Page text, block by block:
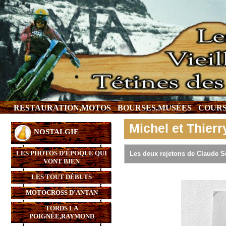
RESTAURATION,MOTOS BOURSES,MUSÉES
NOSTALGIE
LES PHOTOS D’ÉPOQUE QUI
VONT BIEN
LES TOUT DÉBUTS
MOTOCROSS D’ANTAN
TORDS LA
POIGNÉE,RAYMOND
Michel et
Les deux rejetons de Claude